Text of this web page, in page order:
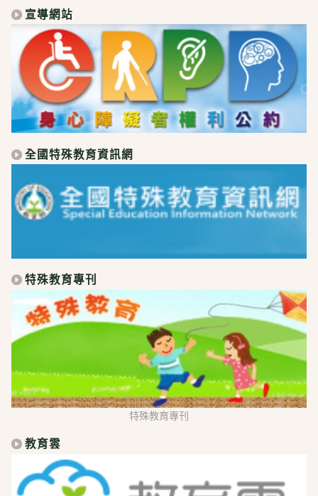
宣導網站
全國特殊教育資訊網
特殊教育專刊
特殊教育專刊
教育雲